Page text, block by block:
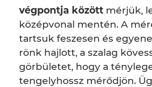
végpontja között mérjük,
középvonal mentén. A
tartsuk feszesen és
rönk hajlott, a szalag
görbületet, hogy a
tengelyhossz mérődjön.